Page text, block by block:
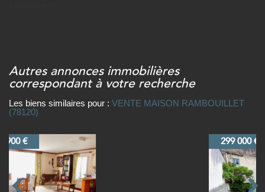
autres annonces immobilières
correspondant à votre recherche
Les biens similaires pour : VENTE MAISON RAMBOUILLET
(78120)
299 000 €